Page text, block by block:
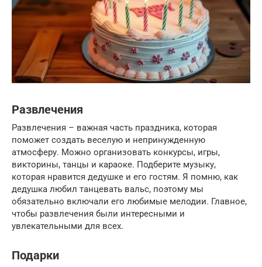
Развлечения
Развлечения – важная часть праздника, которая
поможет создать веселую и непринужденную
атмосферу. Можно организовать конкурсы, игры,
викторины, танцы и караоке. Подберите музыку,
которая нравится дедушке и его гостям. Я помню, как
дедушка любил танцевать вальс, поэтому мы
обязательно включали его любимые мелодии. Главное,
чтобы развлечения были интересными и
увлекательными для всех.
Подарки